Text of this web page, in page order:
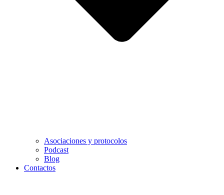
Asociaciones y protocolos
Podcast
Blog
Contactos